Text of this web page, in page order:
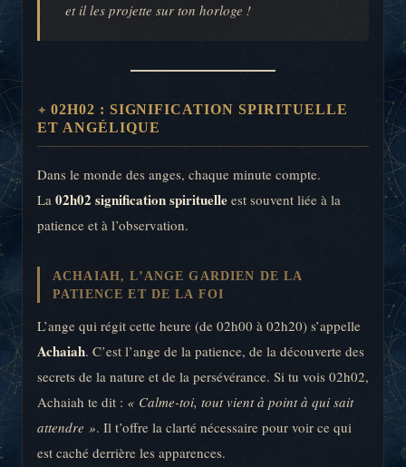
et il les projette sur ton horloge !
02H02 : SIGNIFICATION SPIRITUELLE
ET ANGÉLIQUE
Dans le monde des anges, chaque minute compte.
La 02h02 signification spirituelle est souvent liée à la
patience et à l’observation.
ACHAIAH, L’ANGE GARDIEN DE LA
PATIENCE ET DE LA FOI
L’ange qui régit cette heure (de 02h00 à 02h20) s’appelle
Achaiah. C’est l’ange de la patience, de la découverte des
secrets de la nature et de la persévérance. Si tu vois 02h02,
Achaiah te dit : « Calme-toi, tout vient à point à qui sait
attendre ». Il t’offre la clarté nécessaire pour voir ce qui
est caché derrière les apparences.